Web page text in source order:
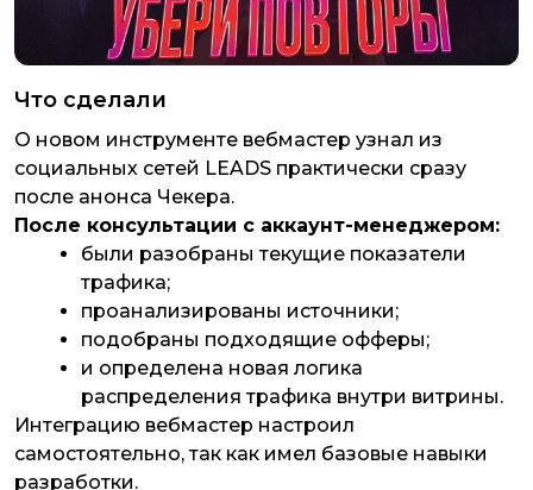
Что сделали
О новом инструменте вебмастер узнал из
социальных сетей LEADS практически сразу
после анонса Чекера.
После консультации с аккаунт-менеджером:
были разобраны текущие показатели
трафика;
проанализированы источники;
подобраны подходящие офферы;
и определена новая логика
распределения трафика внутри витрины.
Интеграцию вебмастер настроил
самостоятельно, так как имел базовые навыки
разработки.